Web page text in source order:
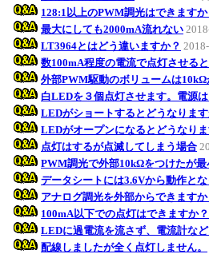
128:1以上のPWM調光はできますか
最大にしても2000mA流れない
LT3964とはどう違いますか？
数100mA程度の電流で点灯させる
外部PWM駆動のボリュームは
白LEDを３個点灯させます。電源
LEDがショートするとどうなります
LEDがオープンになるとどうなりま
点灯はするが点滅してしまう場合
PWM調光で外部10kΩをつけたが最
データシートには3.6Vから動作と
アナログ調光を外部からできますか
100mA以下での点灯はできますか？
LEDに過電流を流さず、電流計な
配線しましたが全く点灯しません。